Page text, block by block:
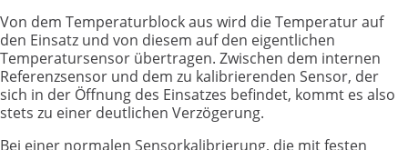
Von dem Temperaturblock aus wird die Temperatur auf
den Einsatz und von diesem auf den eigentlichen
Temperatursensor übertragen. Zwischen dem internen
Referenzsensor und dem zu kalibrierenden Sensor, der
sich in der Öffnung des Einsatzes befindet, kommt es also
stets zu einer deutlichen Verzögerung.
Bei einer normalen Sensorkalibrierung, die mit festen